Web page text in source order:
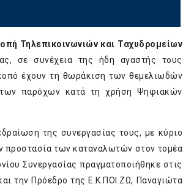
Τηλεπικοινωνιών και Ταχυδρομείων
σε συνέχεια της ήδη αγαστής τους
έχουν τη θωράκιση των θεμελιωδών
παρόχων κατά τη χρήση Ψηφιακών
της συνεργασίας τους, με κύριο
προστασία των καταναλωτών στον τομέα
Συνεργασίας πραγματοποιήθηκε στις
την Πρόεδρο της Ε.Κ.ΠΟΙ.ΖΩ, Παναγιώτα